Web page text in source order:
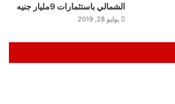
الشمالي باستثمارات 9مليار جنيه
يوليو 28, 2019